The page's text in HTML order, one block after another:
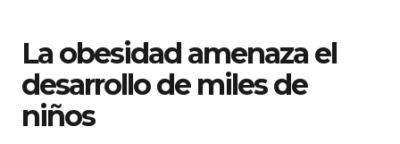
La obesidad amenaza el
desarrollo de miles de
niños